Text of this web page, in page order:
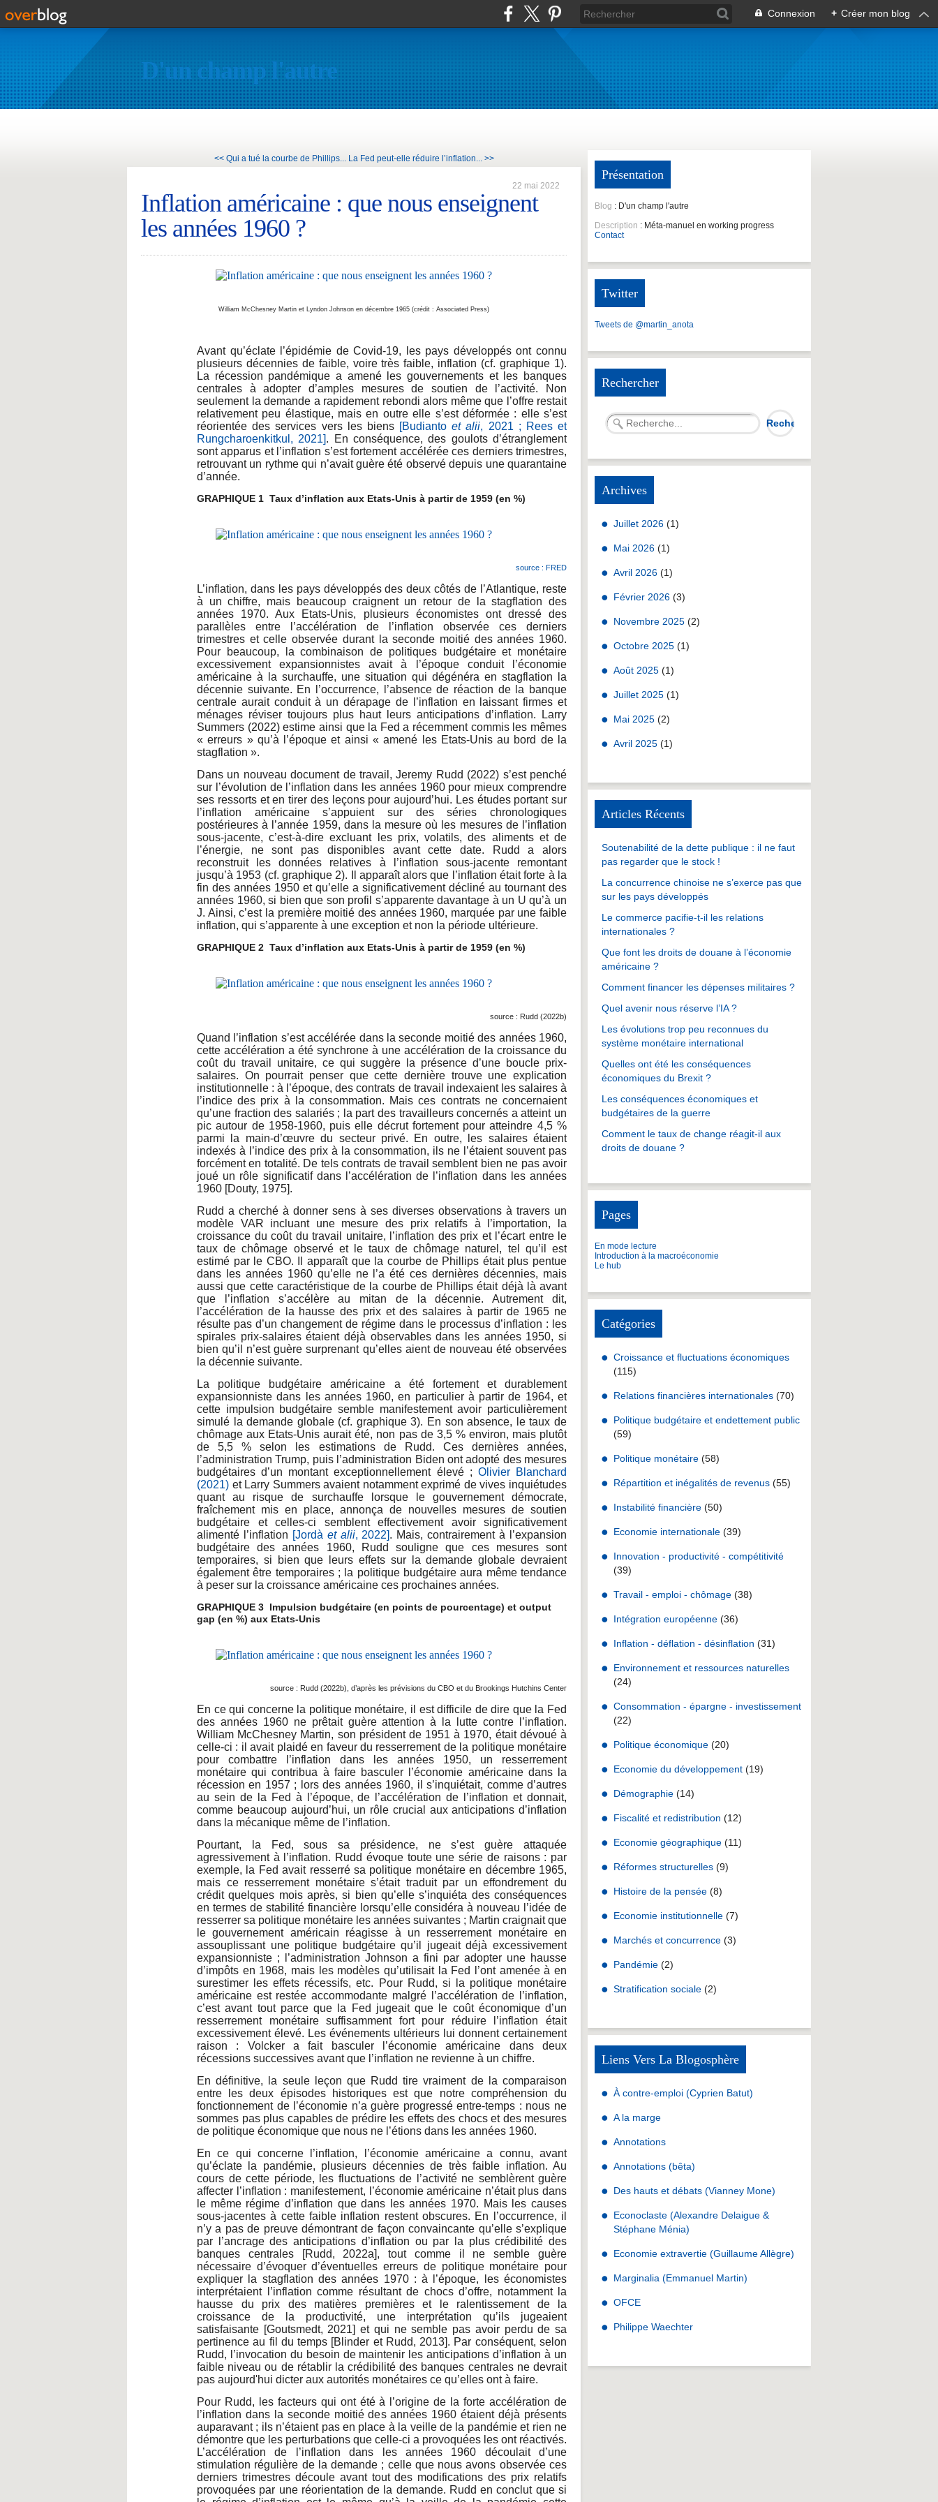
Connexion + Créer mon blog
D'un champ l'autre
<< Qui a tué la courbe de Phillips... La Fed peut-elle réduire l’inflation... >>
22 mai 2022
Inflation américaine : que nous enseignent
les années 1960 ?
William McChesney Martin et Lyndon Johnson en décembre 1965 (crédit : Associated Press)
Avant qu’éclate l’épidémie de Covid-19, les pays développés ont connu
plusieurs décennies de faible, voire très faible, inflation (cf. graphique 1).
La récession pandémique a amené les gouvernements et les banques
centrales à adopter d’amples mesures de soutien de l’activité. Non
seulement la demande a rapidement rebondi alors même que l’offre restait
relativement peu élastique, mais en outre elle s’est déformée : elle s’est
réorientée des services vers les biens [Budiantoet alii, 2021 ; Rees et
Rungcharoenkitkul, 2021]. En conséquence, des goulots d’étranglement
sont apparus et l’inflation s’est fortement accélérée ces derniers trimestres,
retrouvant un rythme qui n’avait guère été observé depuis une quarantaine
d’année.
GRAPHIQUE 1 Taux d’inflation aux Etats-Unis à partir de 1959 (en %)
source : FRED
L’inflation, dans les pays développés des deux côtés de l’Atlantique, reste
à un chiffre, mais beaucoup craignent un retour de la stagflation des
années 1970. Aux Etats-Unis, plusieurs économistes ont dressé des
parallèles entre l’accélération de l’inflation observée ces derniers
trimestres et celle observée durant la seconde moitié des années 1960.
Pour beaucoup, la combinaison de politiques budgétaire et monétaire
excessivement expansionnistes avait à l’époque conduit l’économie
américaine à la surchauffe, une situation qui dégénéra en stagflation la
décennie suivante. En l’occurrence, l’absence de réaction de la banque
centrale aurait conduit à un dérapage de l’inflation en laissant firmes et
ménages réviser toujours plus haut leurs anticipations d’inflation. Larry
Summers (2022) estime ainsi que la Fed a récemment commis les mêmes
« erreurs » qu’à l’époque et ainsi « amené les Etats-Unis au bord de la
stagflation ».
Dans un nouveau document de travail, Jeremy Rudd (2022) s’est penché
sur l’évolution de l’inflation dans les années 1960 pour mieux comprendre
ses ressorts et en tirer des leçons pour aujourd’hui. Les études portant sur
l’inflation américaine s’appuient sur des séries chronologiques
postérieures à l’année 1959, dans la mesure où les mesures de l’inflation
sous-jacente, c’est-à-dire excluant les prix, volatils, des aliments et de
l’énergie, ne sont pas disponibles avant cette date. Rudd a alors
reconstruit les données relatives à l’inflation sous-jacente remontant
jusqu’à 1953 (cf. graphique 2). Il apparaît alors que l’inflation était forte à la
fin des années 1950 et qu’elle a significativement décliné au tournant des
années 1960, si bien que son profil s’apparente davantage à un U qu’à un
J. Ainsi, c’est la première moitié des années 1960, marquée par une faible
inflation, qui s’apparente à une exception et non la période ultérieure.
GRAPHIQUE 2 Taux d’inflation aux Etats-Unis à partir de 1959 (en %)
source : Rudd (2022b)
Quand l’inflation s’est accélérée dans la seconde moitié des années 1960,
cette accélération a été synchrone à une accélération de la croissance du
coût du travail unitaire, ce qui suggère la présence d’une boucle prix-
salaires. On pourrait penser que cette dernière trouve une explication
institutionnelle : à l’époque, des contrats de travail indexaient les salaires à
l’indice des prix à la consommation. Mais ces contrats ne concernaient
qu’une fraction des salariés ; la part des travailleurs concernés a atteint un
pic autour de 1958-1960, puis elle décrut fortement pour atteindre 4,5 %
parmi la main-d’œuvre du secteur privé. En outre, les salaires étaient
indexés à l’indice des prix à la consommation, ils ne l’étaient souvent pas
forcément en totalité. De tels contrats de travail semblent bien ne pas avoir
joué un rôle significatif dans l’accélération de l’inflation dans les années
1960 [Douty, 1975].
Rudd a cherché à donner sens à ses diverses observations à travers un
modèle VAR incluant une mesure des prix relatifs à l’importation, la
croissance du coût du travail unitaire, l’inflation des prix et l’écart entre le
taux de chômage observé et le taux de chômage naturel, tel qu’il est
estimé par le CBO. Il apparaît que la courbe de Phillips était plus pentue
dans les années 1960 qu’elle ne l’a été ces dernières décennies, mais
aussi que cette caractéristique de la courbe de Phillips était déjà là avant
que l’inflation s’accélère au mitan de la décennie. Autrement dit,
l’accélération de la hausse des prix et des salaires à partir de 1965 ne
résulte pas d’un changement de régime dans le processus d’inflation : les
spirales prix-salaires étaient déjà observables dans les années 1950, si
bien qu’il n’est guère surprenant qu’elles aient de nouveau été observées
la décennie suivante.
La politique budgétaire américaine a été fortement et durablement
expansionniste dans les années 1960, en particulier à partir de 1964, et
cette impulsion budgétaire semble manifestement avoir particulièrement
simulé la demande globale (cf. graphique 3). En son absence, le taux de
chômage aux Etats-Unis aurait été, non pas de 3,5 % environ, mais plutôt
de 5,5 % selon les estimations de Rudd. Ces dernières années,
l’administration Trump, puis l’administration Biden ont adopté des mesures
budgétaires d’un montant exceptionnellement élevé ; Olivier Blanchard
(2021) et Larry Summers avaient notamment exprimé de vives inquiétudes
quant au risque de surchauffe lorsque le gouvernement démocrate,
fraîchement mis en place, annonça de nouvelles mesures de soutien
budgétaire et celles-ci semblent effectivement avoir significativement
alimenté l’inflation [Jordà et alii, 2022]. Mais, contrairement à l’expansion
budgétaire des années 1960, Rudd souligne que ces mesures sont
temporaires, si bien que leurs effets sur la demande globale devraient
également être temporaires ; la politique budgétaire aura même tendance
à peser sur la croissance américaine ces prochaines années.
GRAPHIQUE 3 Impulsion budgétaire (en points de pourcentage) et output
gap (en %) aux Etats-Unis
source : Rudd (2022b), d’après les prévisions du CBO et du Brookings Hutchins Center
En ce qui concerne la politique monétaire, il est difficile de dire que la Fed
des années 1960 ne prêtait guère attention à la lutte contre l’inflation.
William McChesney Martin, son président de 1951 à 1970, était dévoué à
celle-ci : il avait plaidé en faveur du resserrement de la politique monétaire
pour combattre l’inflation dans les années 1950, un resserrement
monétaire qui contribua à faire basculer l’économie américaine dans la
récession en 1957 ; lors des années 1960, il s’inquiétait, comme d’autres
au sein de la Fed à l’époque, de l’accélération de l’inflation et donnait,
comme beaucoup aujourd’hui, un rôle crucial aux anticipations d’inflation
dans la mécanique même de l’inflation.
Pourtant, la Fed, sous sa présidence, ne s’est guère attaquée
agressivement à l’inflation. Rudd évoque toute une série de raisons : par
exemple, la Fed avait resserré sa politique monétaire en décembre 1965,
mais ce resserrement monétaire s’était traduit par un effondrement du
crédit quelques mois après, si bien qu’elle s’inquiéta des conséquences
en termes de stabilité financière lorsqu’elle considéra à nouveau l’idée de
resserrer sa politique monétaire les années suivantes ; Martin craignait que
le gouvernement américain réagisse à un resserrement monétaire en
assouplissant une politique budgétaire qu’il jugeait déjà excessivement
expansionniste ; l’administration Johnson a fini par adopter une hausse
d’impôts en 1968, mais les modèles qu’utilisait la Fed l’ont amenée à en
surestimer les effets récessifs, etc. Pour Rudd, si la politique monétaire
américaine est restée accommodante malgré l’accélération de l’inflation,
c’est avant tout parce que la Fed jugeait que le coût économique d’un
resserrement monétaire suffisamment fort pour réduire l’inflation était
excessivement élevé. Les événements ultérieurs lui donnent certainement
raison : Volcker a fait basculer l’économie américaine dans deux
récessions successives avant que l’inflation ne revienne à un chiffre.
En définitive, la seule leçon que Rudd tire vraiment de la comparaison
entre les deux épisodes historiques est que notre compréhension du
fonctionnement de l’économie n’a guère progressé entre-temps : nous ne
sommes pas plus capables de prédire les effets des chocs et des mesures
de politique économique que nous ne l’étions dans les années 1960.
En ce qui concerne l’inflation, l’économie américaine a connu, avant
qu’éclate la pandémie, plusieurs décennies de très faible inflation. Au
cours de cette période, les fluctuations de l’activité ne semblèrent guère
affecter l’inflation : manifestement, l’économie américaine n’était plus dans
le même régime d’inflation que dans les années 1970. Mais les causes
sous-jacentes à cette faible inflation restent obscures. En l’occurrence, il
n’y a pas de preuve démontrant de façon convaincante qu’elle s’explique
par l’ancrage des anticipations d’inflation ou par la plus crédibilité des
banques centrales [Rudd, 2022a], tout comme il ne semble guère
nécessaire d’évoquer d’éventuelles erreurs de politique monétaire pour
expliquer la stagflation des années 1970 : à l’époque, les économistes
interprétaient l’inflation comme résultant de chocs d’offre, notamment la
hausse du prix des matières premières et le ralentissement de la
croissance de la productivité, une interprétation qu’ils jugeaient
satisfaisante [Goutsmedt, 2021] et qui ne semble pas avoir perdu de sa
pertinence au fil du temps [Blinder et Rudd, 2013]. Par conséquent, selon
Rudd, l’invocation du besoin de maintenir les anticipations d’inflation à un
faible niveau ou de rétablir la crédibilité des banques centrales ne devrait
pas aujourd'hui dicter aux autorités monétaires ce qu’elles ont à faire.
Pour Rudd, les facteurs qui ont été à l’origine de la forte accélération de
l’inflation dans la seconde moitié des années 1960 étaient déjà présents
auparavant ; ils n’étaient pas en place à la veille de la pandémie et rien ne
démontre que les perturbations que celle-ci a provoquées les ont réactivés.
L’accélération de l’inflation dans les années 1960 découlait d’une
stimulation régulière de la demande ; celle que nous avons observée ces
derniers trimestres découle avant tout des modifications des prix relatifs
provoquées par une réorientation de la demande. Rudd en conclut que si
Présentation
Blog : D'un champ l'autre
Description : Méta-manuel en working progress
Contact
Twitter
Tweets de @martin_anota
Rechercher
Archives
Juillet 2026 (1)
Mai 2026 (1)
Avril 2026 (1)
Février 2026 (3)
Novembre 2025 (2)
Octobre 2025 (1)
Août 2025 (1)
Juillet 2025 (1)
Mai 2025 (2)
Avril 2025 (1)
Articles Récents
Soutenabilité de la dette publique : il ne faut
pas regarder que le stock !
La concurrence chinoise ne s’exerce pas que
sur les pays développés
Le commerce pacifie-t-il les relations
internationales ?
Que font les droits de douane à l’économie
américaine ?
Comment financer les dépenses militaires ?
Quel avenir nous réserve l’IA ?
Les évolutions trop peu reconnues du
système monétaire international
Quelles ont été les conséquences
économiques du Brexit ?
Les conséquences économiques et
budgétaires de la guerre
Comment le taux de change réagit-il aux
droits de douane ?
Pages
En mode lecture
Introduction à la macroéconomie
Le hub
Catégories
Croissance et fluctuations économiques
(115)
Relations financières internationales (70)
Politique budgétaire et endettement public
(59)
Politique monétaire (58)
Répartition et inégalités de revenus (55)
Instabilité financière (50)
Economie internationale (39)
Innovation - productivité - compétitivité
(39)
Travail - emploi - chômage (38)
Intégration européenne (36)
Inflation - déflation - désinflation (31)
Environnement et ressources naturelles
(24)
Consommation - épargne - investissement
(22)
Politique économique (20)
Economie du développement (19)
Démographie (14)
Fiscalité et redistribution (12)
Economie géographique (11)
Réformes structurelles (9)
Histoire de la pensée (8)
Economie institutionnelle (7)
Marchés et concurrence (3)
Pandémie (2)
Stratification sociale (2)
Liens Vers La Blogosphère
À contre-emploi (Cyprien Batut)
A la marge
Annotations
Annotations (bêta)
Des hauts et débats (Vianney Mone)
Econoclaste (Alexandre Delaigue &
Stéphane Ménia)
Economie extravertie (Guillaume Allègre)
Marginalia (Emmanuel Martin)
OFCE
Philippe Waechter